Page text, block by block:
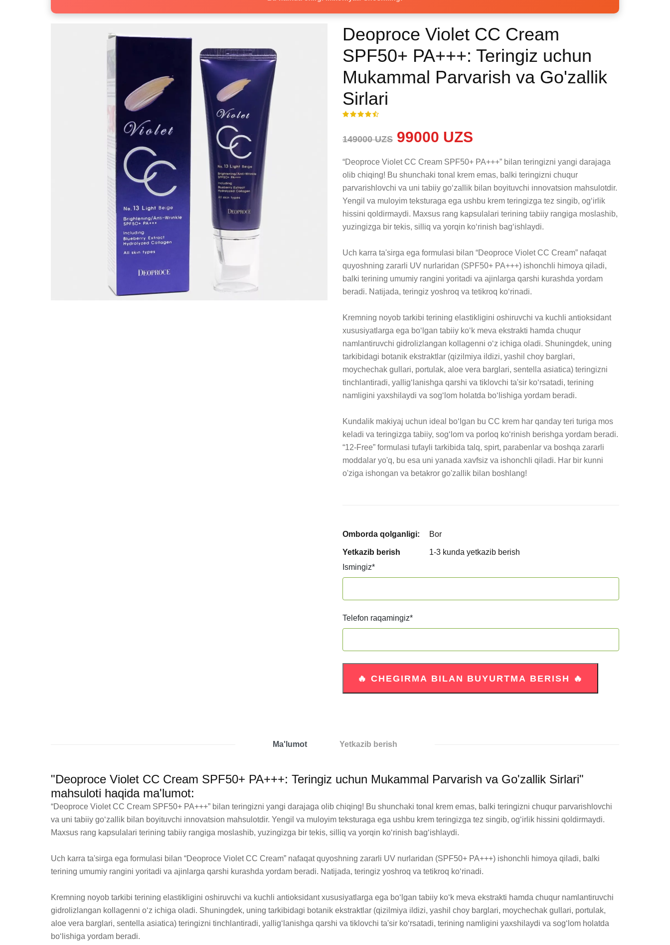
Deoproce Violet CC Cream
SPF50+ PA+++: Teringiz uchun
Mukammal Parvarish va Go'zallik
Sirlari
149000 UZS 99000 UZS
“Deoproce Violet CC Cream SPF50+ PA+++” bilan teringizni yangi darajaga
olib chiqing! Bu shunchaki tonal krem emas, balki teringizni chuqur
parvarishlovchi va uni tabiiy go‘zallik bilan boyituvchi innovatsion mahsulotdir.
Yengil va muloyim teksturaga ega ushbu krem teringizga tez singib, og‘irlik
hissini qoldirmaydi. Maxsus rang kapsulalari terining tabiiy rangiga moslashib,
yuzingizga bir tekis, silliq va yorqin ko‘rinish bag‘ishlaydi.
Uch karra ta'sirga ega formulasi bilan “Deoproce Violet CC Cream” nafaqat
quyoshning zararli UV nurlaridan (SPF50+ PA+++) ishonchli himoya qiladi,
balki terining umumiy rangini yoritadi va ajinlarga qarshi kurashda yordam
beradi. Natijada, teringiz yoshroq va tetikroq ko‘rinadi.
Kremning noyob tarkibi terining elastikligini oshiruvchi va kuchli antioksidant
xususiyatlarga ega bo‘lgan tabiiy ko‘k meva ekstrakti hamda chuqur
namlantiruvchi gidrolizlangan kollagenni o‘z ichiga oladi. Shuningdek, uning
tarkibidagi botanik ekstraktlar (qizilmiya ildizi, yashil choy barglari,
moychechak gullari, portulak, aloe vera barglari, sentella asiatica) teringizni
tinchlantiradi, yallig‘lanishga qarshi va tiklovchi ta'sir ko‘rsatadi, terining
namligini yaxshilaydi va sog‘lom holatda bo‘lishiga yordam beradi.
Kundalik makiyaj uchun ideal bo‘lgan bu CC krem har qanday teri turiga mos
keladi va teringizga tabiiy, sog‘lom va porloq ko‘rinish berishga yordam beradi.
“12-Free” formulasi tufayli tarkibida talq, spirt, parabenlar va boshqa zararli
moddalar yo'q, bu esa uni yanada xavfsiz va ishonchli qiladi. Har bir kunni
o'ziga ishongan va betakror go'zallik bilan boshlang!
Omborda qolganligi: Bor
Yetkazib berish
1-3 kunda yetkazib berish
Ismingiz*
Telefon raqamingiz*
Ma'lumot Yetkazib berish
"Deoproce Violet CC Cream SPF50+ PA+++: Teringiz uchun Mukammal Parvarish va Go'zallik Sirlari"
mahsuloti haqida ma'lumot:
“Deoproce Violet CC Cream SPF50+ PA+++” bilan teringizni yangi darajaga olib chiqing! Bu shunchaki tonal krem emas, balki teringizni chuqur parvarishlovchi
va uni tabiiy go‘zallik bilan boyituvchi innovatsion mahsulotdir. Yengil va muloyim teksturaga ega ushbu krem teringizga tez singib, og‘irlik hissini qoldirmaydi.
Maxsus rang kapsulalari terining tabiiy rangiga moslashib, yuzingizga bir tekis, silliq va yorqin ko‘rinish bag‘ishlaydi.
Uch karra ta'sirga ega formulasi bilan “Deoproce Violet CC Cream” nafaqat quyoshning zararli UV nurlaridan (SPF50+ PA+++) ishonchli himoya qiladi, balki
terining umumiy rangini yoritadi va ajinlarga qarshi kurashda yordam beradi. Natijada, teringiz yoshroq va tetikroq ko‘rinadi.
Kremning noyob tarkibi terining elastikligini oshiruvchi va kuchli antioksidant xususiyatlarga ega bo‘lgan tabiiy ko‘k meva ekstrakti hamda chuqur namlantiruvchi
gidrolizlangan kollagenni o‘z ichiga oladi. Shuningdek, uning tarkibidagi botanik ekstraktlar (qizilmiya ildizi, yashil choy barglari, moychechak gullari, portulak,
aloe vera barglari, sentella asiatica) teringizni tinchlantiradi, yallig‘lanishga qarshi va tiklovchi ta'sir ko‘rsatadi, terining namligini yaxshilaydi va sog‘lom holatda
bo‘lishiga yordam beradi.